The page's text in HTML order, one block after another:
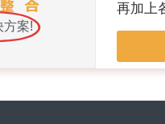
方案!
再加上